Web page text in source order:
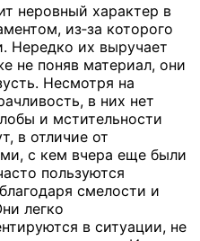
неровный характер в
из‑за которого
Нередко их выручает
не поняв материал, они
Несмотря на
в них нет
и мстительности
в отличие от
с кем вчера еще были
пользуются
смелости и
легко
в ситуации, не